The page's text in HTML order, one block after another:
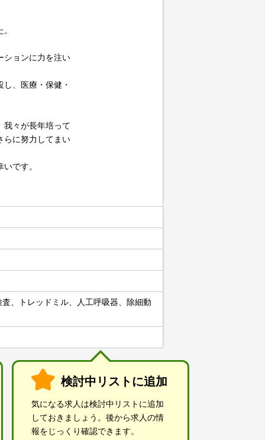
ションに力を注い
、医療・保健・
我々が長年培って
らに努力してまい
です。
、トレッドミル、人工呼吸器、除細動
検討中リストに追加
気になる求人は検討中リストに追加
しておきましょう。後から求人の情
報をじっくり確認できます。